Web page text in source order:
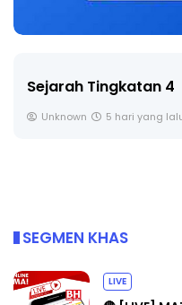
Sejarah Tingkatan 4
Unknown 5 hari yang
SEGMEN KHAS
LIVE